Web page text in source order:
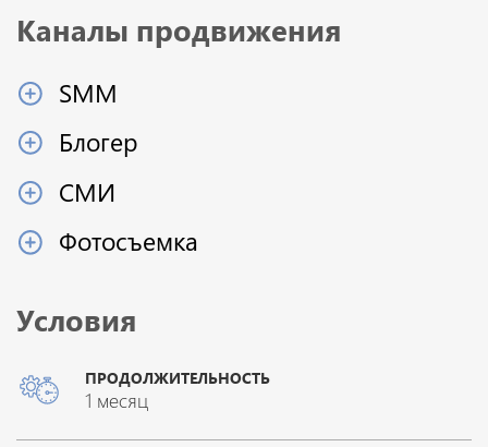
Каналы продвижения
SMM
Блогер
СМИ
Фотосъемка
Условия
ПРОДОЛЖИТЕЛЬНОСТЬ
1 месяц